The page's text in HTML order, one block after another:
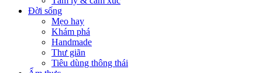
Đời sống
Mẹo hay
Khám phá
Handmade
Thư giãn
Tiêu dùng thông thái